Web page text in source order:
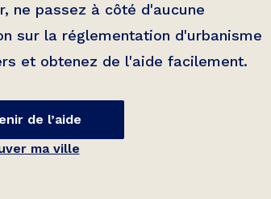
ne passez à côté d'aucune
sur la réglementation d'urbanisme
et obtenez de l'aide facilement.
de l’aide
ma ville